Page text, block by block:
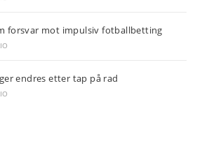
forsvar mot impulsiv fotballbetting
endres etter tap på rad